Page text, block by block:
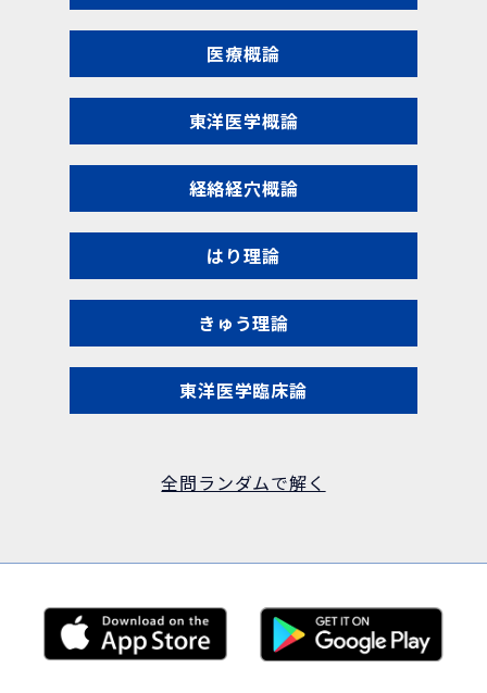
医療概論
東洋医学概論
経絡経穴概論
はり理論
きゅう理論
東洋医学臨床論
全問ランダムで解く